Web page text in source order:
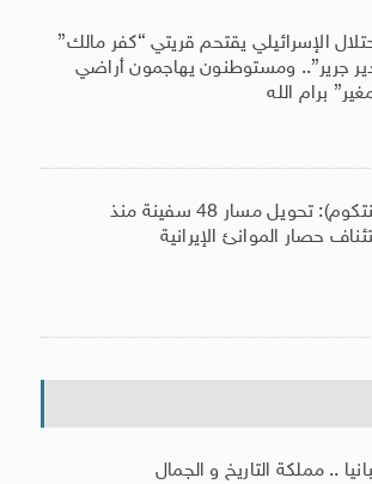
الإسرائيلي يقتحم قريتي “كفر مالك”
جرير”.. ومستوطنون يهاجمون أراضي
برام الله
(سنتكوم): تحويل مسار 48 سفينة منذ
حصار الموانئ الإيرانية
.. مملكة التاريخ و الجمال